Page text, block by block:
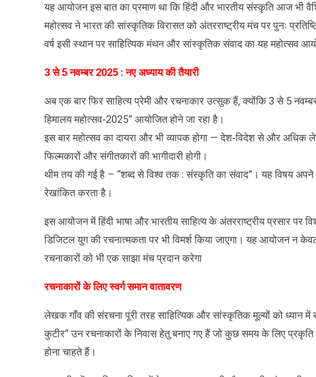
यह आयोजन इस बात का प्रमाण था कि हिंदी और भारतीय संस्कृति आज भी
महोत्सव ने भारत की सांस्कृतिक विरासत को अंतरराष्ट्रीय मंच पर पुनः
वर्ष इसी स्थान पर साहित्यिक मंथन और सांस्कृतिक संवाद का यह महोत्सव
3 से 5 नवम्बर 2025 : नए अध्याय की तैयारी
अब एक बार फिर साहित्य प्रेमी और रचनाकार उत्सुक हैं, क्योंकि 3 से 5
हिमालय महोत्सव-2025” आयोजित होने जा रहा है।
इस बार महोत्सव का दायरा और भी व्यापक होगा — देश-विदेश से और अधिक
फिल्मकारों और संगीतकारों की भागीदारी होगी।
थीम तय की गई है – “शब्द से विश्व तक : संस्कृति का संवाद”। यह विषय
रेखांकित करता है।
इस आयोजन में हिंदी भाषा और भारतीय साहित्य के अंतरराष्ट्रीय प्रसार पर
डिजिटल युग की रचनात्मकता पर भी विमर्श किया जाएगा। यह आयोजन न
रचनाकारों को भी एक साझा मंच प्रदान करेगा
रचनाकारों के लिए स्वर्ग समान वातावरण
लेखक गाँव की संरचना पूरी तरह साहित्यिक और सांस्कृतिक मूल्यों को ध्यान
कुटीर” उन रचनाकारों के निवास हेतु बनाए गए हैं जो कुछ समय के लिए
होना चाहते हैं।